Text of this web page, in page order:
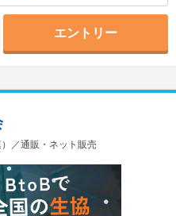
エントリー
／通販・ネット販売